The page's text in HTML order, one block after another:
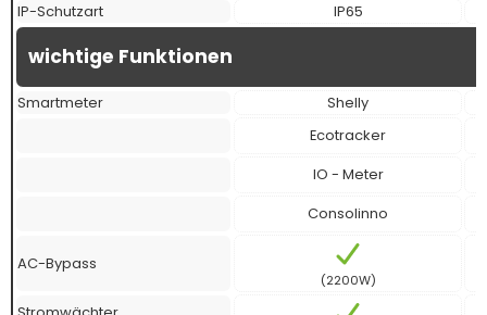
IP-Schutzart
IP65
wichtige Funktionen
Smartmeter
Shelly
Ecotracker
IO - Meter
Consolinno
AC-Bypass
(2200W)